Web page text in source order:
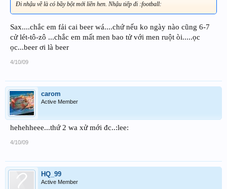
Đi nhậu về là có bầy bột mới liền hen. Nhậu tiếp đi :football:
Sax....chắc em fải cai beer wá....chứ nếu ko ngày nào cũng 6-7
cử lét-tô-zô ...chắc em mất men bao tử với men ruột òi.....ọc
ọc...beer ơi là beer
4/10/09
carom
Active Member
hehehheee...thứ 2 wa xử mới đc..:lee:
4/10/09
HQ_99
Active Member